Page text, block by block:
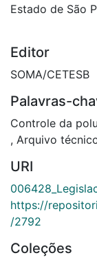
Estado de São
Editor
SOMA/CETESB
Palavras-
Controle da
, Arquivo
URI
https://
/2792
Coleções